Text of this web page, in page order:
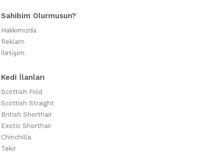
Sahibim Olurmusun?
Hakkımızda
Reklam
İletişim
Kedi İlanları
Scottish Fold
Scottish Straight
British Shorthair
Exotic Shorthair
Chinchilla
Tekir